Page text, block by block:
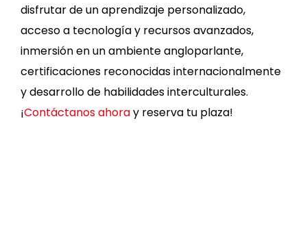
disfrutar de un aprendizaje personalizado,
acceso a tecnología y recursos avanzados,
inmersión en un ambiente angloparlante,
certificaciones reconocidas internacionalmente
y desarrollo de habilidades interculturales.
¡Contáctanos ahoray reserva tu plaza!